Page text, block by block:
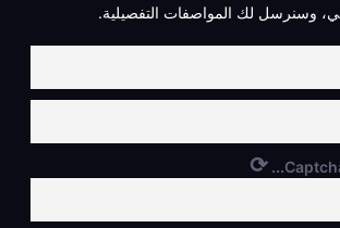
وسنرسل لك المواصفات التفصيلية.
⟳